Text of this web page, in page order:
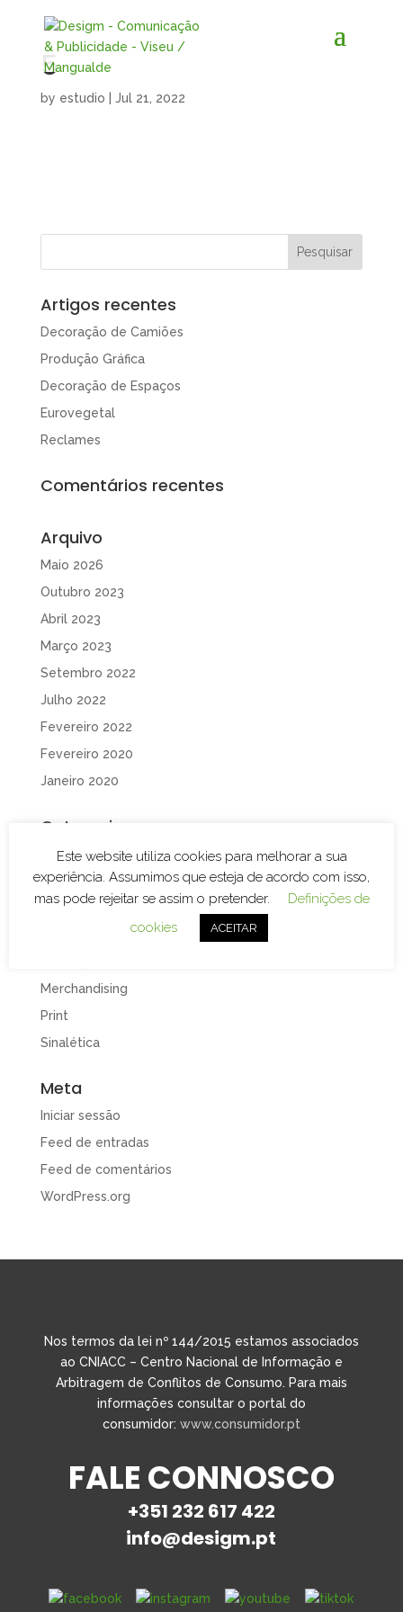
5
by estudio Jul 21, 2022
Artigos recentes
Decoração de Camiões
Produção Gráfica
Decoração de Espaços
Eurovegetal
Reclames
Comentários recentes
Arquivo
Maio 2026
Outubro 2023
Abril 2023
Março 2023
Setembro 2022
Julho 2022
Fevereiro 2022
Fevereiro 2020
Janeiro 2020
Categorias
Branding
Decoração de Espaços
Decoração de Viaturas
Design e Publicidade
Merchandising
Print
Sinalética
Meta
Iniciar sessão
Feed de entradas
Feed de comentários
WordPress.org
Nos termos da lei nº 144/2015 estamos associados
ao CNIACC – Centro Nacional de Informação e
Arbitragem de Conflitos de Consumo. Para mais
informações consultar o portal do
consumidor: www.consumidor.pt
FALE CONNOSCO
+351 232 617 422
info@desigm.pt
Este website utiliza cookies para melhorar a sua
experiência. Assumimos que esteja de acordo com isso,
mas pode rejeitar se assim o pretender.
Definições de
cookies
ACEITAR